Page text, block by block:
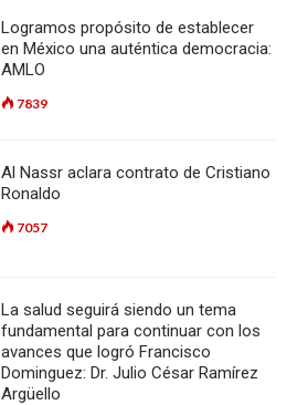
Logramos propósito de establecer
en México una auténtica democracia:
AMLO
7839
Al Nassr aclara contrato de Cristiano
Ronaldo
7057
La salud seguirá siendo un tema
fundamental para continuar con los
avances que logró Francisco
Dominguez: Dr. Julio César Ramírez
Argüello